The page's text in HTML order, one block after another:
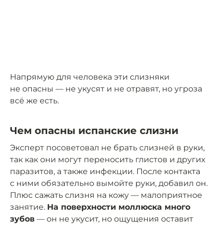
Напрямую для человека эти слизняки
не опасны — не укусят и не отравят, но угроза
всё же есть.
Чем опасны испанские слизни
Эксперт посоветовал не брать слизней в руки,
так как они могут переносить глистов и других
паразитов, а также инфекции. После контакта
с ними обязательно вымойте руки, добавил он.
Плюс сажать слизня на кожу — малоприятное
занятие. На поверхности моллюска много
зубов — он не укусит, но ощущения оставит